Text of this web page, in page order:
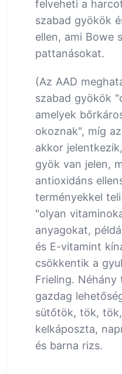
felveheti a
szabad gyökök
ellen, ami Bowe
pattanásokat.
(Az AAD
szabad gyökök
amelyek
okoznak", míg
akkor
gyök van jelen,
antioxidáns
terményekkel
"olyan
anyagokat,
és E-vitamint
csökkentik a
Frieling. Néhány
gazdag
sütőtök, tök,
kelkáposzta,
és barna rizs.